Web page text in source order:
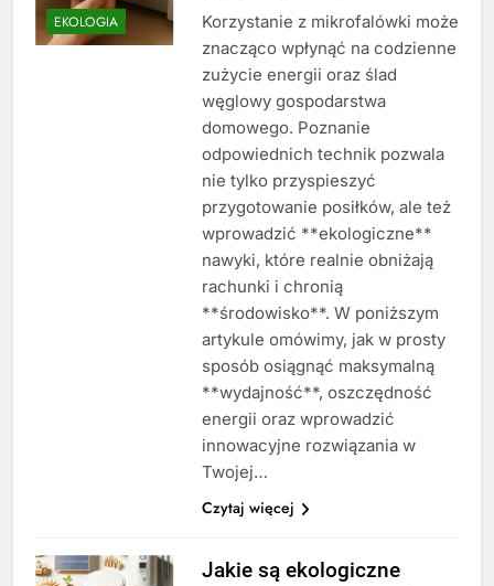
EKOLOGIA
Korzystanie z mikrofalówki może
znacząco wpłynąć na codzienne
zużycie energii oraz ślad
węglowy gospodarstwa
domowego. Poznanie
odpowiednich technik pozwala
nie tylko przyspieszyć
przygotowanie posiłków, ale też
wprowadzić **ekologiczne**
nawyki, które realnie obniżają
rachunki i chronią
**środowisko**. W poniższym
artykule omówimy, jak w prosty
sposób osiągnąć maksymalną
**wydajność**, oszczędność
energii oraz wprowadzić
innowacyjne rozwiązania w
Twojej…
Czytaj więcej
Jakie są ekologiczne